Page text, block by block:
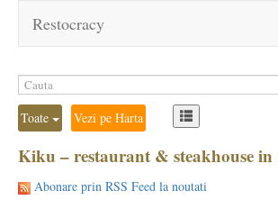
Restocracy
Toate Vezi pe Harta
Kiku – restaurant & steakhouse in
Abonare prin RSS Feed la noutati